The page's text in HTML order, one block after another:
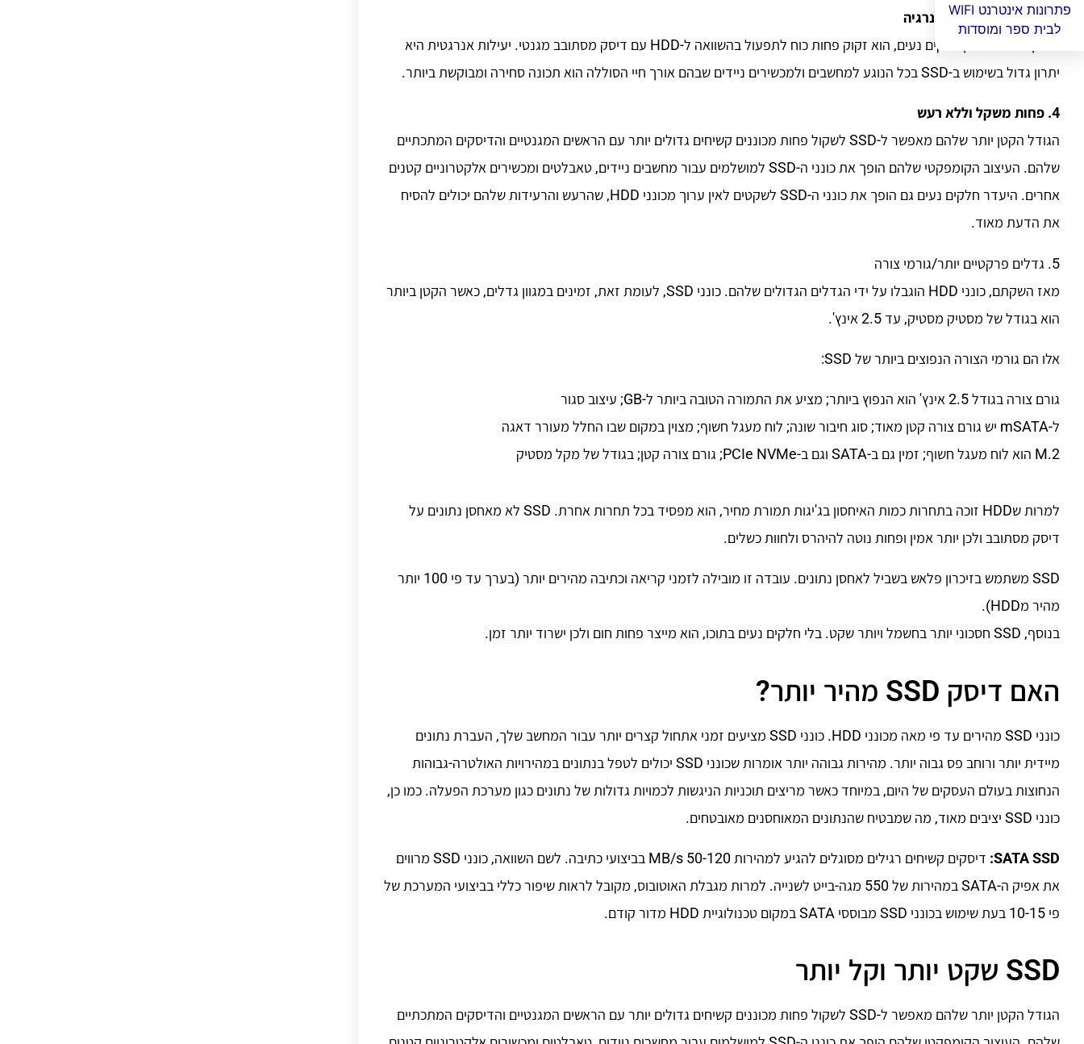
3. חסכוני בחשמל ובאנרגיה
מכיוון של-SSD אין חלקים נעים, הוא זקוק פחות כוח לתפעול בהשוואה ל-HDD עם דיסק מסתובב מגנטי. יעילות אנרגטית היא
יתרון גדול בשימוש ב-SSD בכל הנוגע למחשבים ולמכשירים ניידים שבהם אורך חיי הסוללה הוא תכונה סחירה ומבוקשת ביותר.
4. פחות משקל וללא רעש
הגודל הקטן יותר שלהם מאפשר ל-SSD לשקול פחות מכוננים קשיחים גדולים יותר עם הראשים המגנטיים והדיסקים המתכתיים
שלהם. העיצוב הקומפקטי שלהם הופך את כונני ה-SSD למושלמים עבור מחשבים ניידים, טאבלטים ומכשירים אלקטרוניים קטנים
אחרים. היעדר חלקים נעים גם הופך את כונני ה-SSD לשקטים לאין ערוך מכונני HDD, שהרעש והרעידות שלהם יכולים להסיח
את הדעת מאוד.
5. גדלים פרקטיים יותר/גורמי צורה
מאז השקתם, כונני HDD הוגבלו על ידי הגדלים הגדולים שלהם. כונני SSD, לעומת זאת, זמינים במגוון גדלים, כאשר הקטן ביותר
הוא בגודל של מסטיק מסטיק, עד 2.5 אינץ'.
אלו הם גורמי הצורה הנפוצים ביותר של SSD:
גורם צורה בגודל 2.5 אינץ' הוא הנפוץ ביותר; מציע את התמורה הטובה ביותר ל-GB; עיצוב סגור
ל-mSATA יש גורם צורה קטן מאוד; סוג חיבור שונה; לוח מעגל חשוף; מצוין במקום שבו החלל מעורר דאגה
M.2 הוא לוח מעגל חשוף; זמין גם ב-SATA וגם ב-PCIe NVMe; גורם צורה קטן; בגודל של מקל מסטיק
למרות שHDD זוכה בתחרות כמות האיחסון בג'יגות תמורת מחיר, הוא מפסיד בכל תחרות אחרת. SSD לא מאחסן נתונים על
דיסק מסתובב ולכן יותר אמין ופחות נוטה להיהרס ולחוות כשלים.
SSD משתמש בזיכרון פלאש בשביל לאחסן נתונים. עובדה זו מובילה לזמני קריאה וכתיבה מהירים יותר (בערך עד פי 100 יותר
מהיר מHDD).
בנוסף, SSD חסכוני יותר בחשמל ויותר שקט. בלי חלקים נעים בתוכו, הוא מייצר פחות חום ולכן ישרוד יותר זמן.
האם דיסק SSD מהיר יותר?
כונני SSD מהירים עד פי מאה מכונני HDD. כונני SSD מציעים זמני אתחול קצרים יותר עבור המחשב שלך, העברת נתונים
מיידית יותר ורוחב פס גבוה יותר. מהירות גבוהה יותר אומרות שכונני SSD יכולים לטפל בנתונים במהירויות האולטרה-גבוהות
הנחוצות בעולם העסקים של היום, במיוחד כאשר מריצים תוכניות הניגשות לכמויות גדולות של נתונים כגון מערכת הפעלה. כמו כן,
כונני SSD יציבים מאוד, מה שמבטיח שהנתונים המאוחסנים מאובטחים.
SATA SSD:
דיסקים קשיחים רגילים מסוגלים להגיע למהירות 50-120 MB/s בביצועי כתיבה. לשם השוואה, כונני SSD מרווים
את אפיק ה-SATA במהירות של 550 מגה-בייט לשנייה. למרות מגבלת האוטובוס, מקובל לראות שיפור כללי בביצועי המערכת של
פי 10-15 בעת שימוש בכונני SSD מבוססי SATA במקום טכנולוגיית HDD מדור קודם.
SSD שקט יותר וקל יותר
הגודל הקטן יותר שלהם מאפשר ל-SSD לשקול פחות מכוננים קשיחים גדולים יותר עם הראשים המגנטיים והדיסקים המתכתיים
פתרונות אינטרנט WIFI
לבית ספר ומוסדות